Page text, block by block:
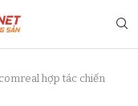
hợp tác chiến